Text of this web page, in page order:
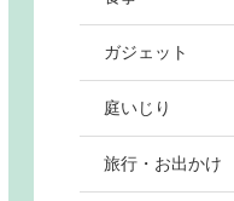
ガジェット
庭いじり
旅行・お出かけ